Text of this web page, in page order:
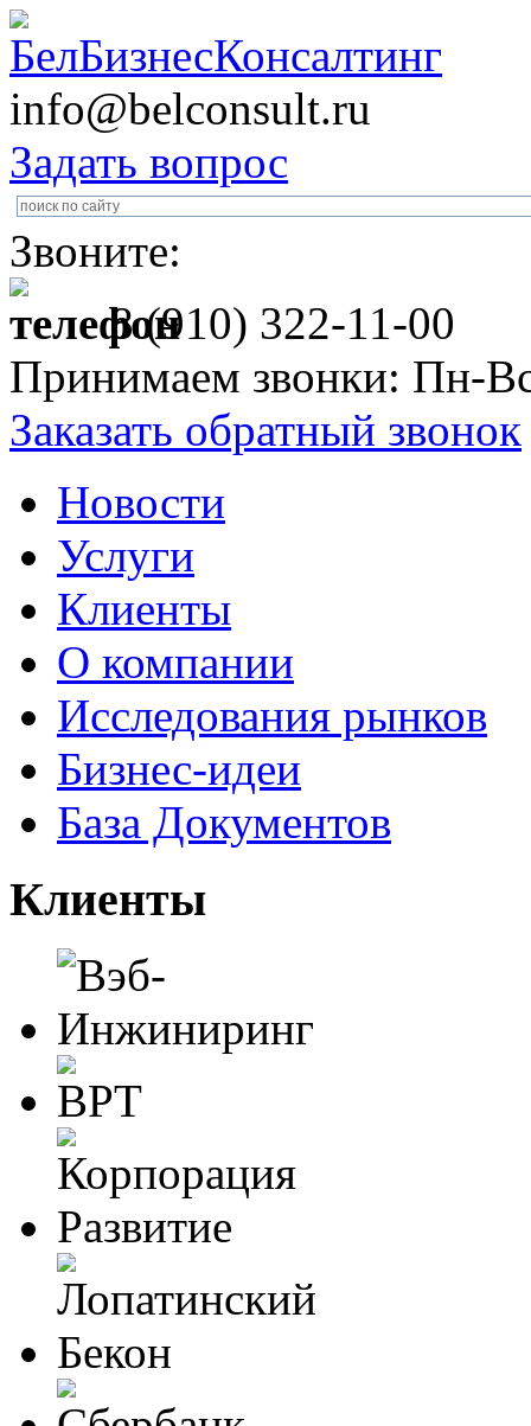
info@belconsult.ru
Задать вопрос
Звоните:
8 (910) 322-11-00
Принимаем звонки: Пн-
Заказать обратный звонок
Новости
Услуги
Клиенты
О компании
Исследования рынков
Бизнес-идеи
База Документов
Клиенты